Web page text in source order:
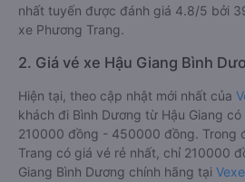
nhất tuyến được đánh giá 4.8/5 bởi
xe Phương Trang.
2. Giá vé xe Hậu Giang Bình
Hiện tại, theo cập nhật mới nhất của
khách đi Bình Dương từ Hậu Giang
210000 đồng - 450000 đồng. Trong
Trang có giá vé rẻ nhất, chỉ 210000
Giang Bình Dương chính hãng tại